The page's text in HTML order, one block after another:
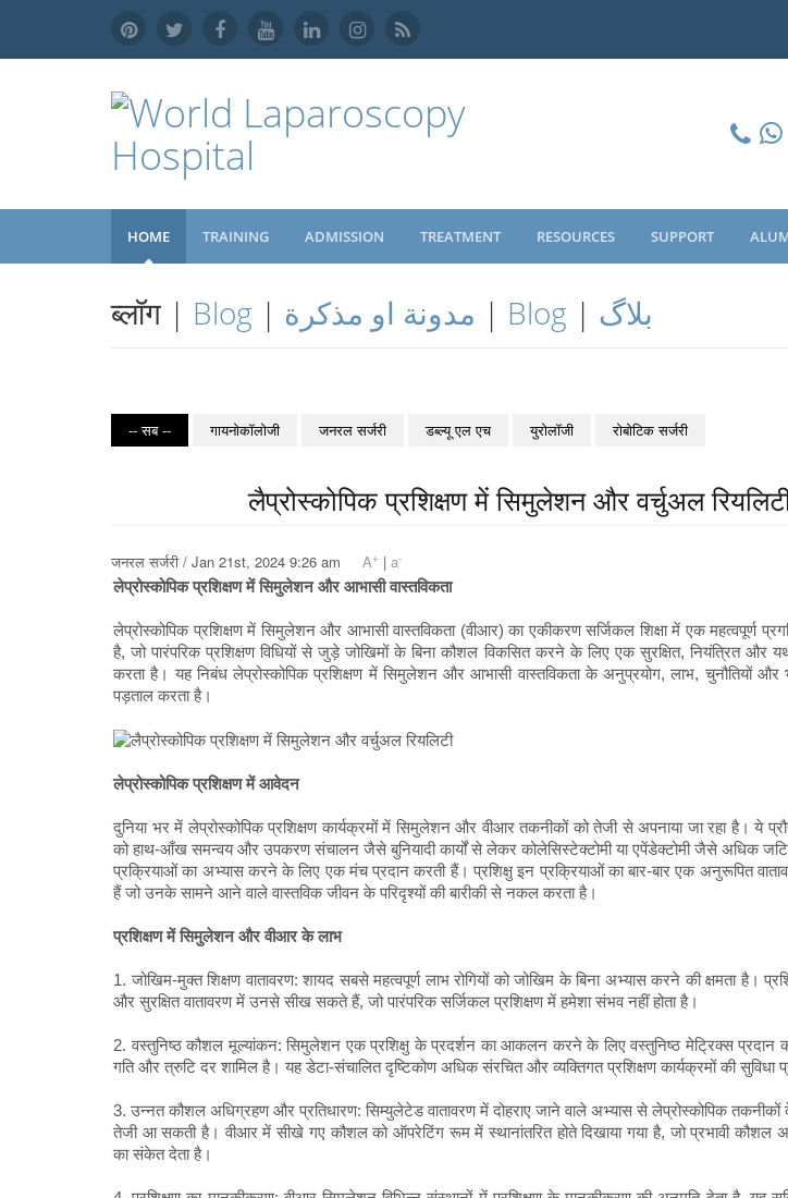
HOME TRAINING ADMISSION TREATMENT RESOURCES SUPPORT
ब्लॉग | Blog | مدونة او مذكرة | Blog | بلاگ
-- सब -- गायनोकॉलोजी जनरल सर्जरी डब्ल्यू एल एच युरोलॉजी रोबोटिक सर्जरी
लैप्रोस्कोपिक प्रशिक्षण में सिमुलेशन और वर्चुअल
जनरल सर्जरी / Jan 21st, 2024 9:26 am A+ | a-
लेप्रोस्कोपिक प्रशिक्षण में सिमुलेशन और आभासी वास्तविकता
लेप्रोस्कोपिक प्रशिक्षण में सिमुलेशन और आभासी वास्तविकता (वीआर) का एकीकरण सर्जिकल शिक्षा में एक महत्वपूर्ण
है, जो पारंपरिक प्रशिक्षण विधियों से जुड़े जोखिमों के बिना कौशल विकसित करने के लिए एक सुरक्षित, नियंत्रित और
करता है। यह निबंध लेप्रोस्कोपिक प्रशिक्षण में सिमुलेशन और आभासी वास्तविकता के अनुप्रयोग, लाभ, चुनौतियों और
पड़ताल करता है।
लेप्रोस्कोपिक प्रशिक्षण में आवेदन
दुनिया भर में लेप्रोस्कोपिक प्रशिक्षण कार्यक्रमों में सिमुलेशन और वीआर तकनीकों को तेजी से अपनाया जा रहा है। ये
को हाथ-आँख समन्वय और उपकरण संचालन जैसे बुनियादी कार्यों से लेकर कोलेसिस्टेक्टोमी या एपेंडेक्टोमी जैसे अधिक
प्रक्रियाओं का अभ्यास करने के लिए एक मंच प्रदान करती हैं। प्रशिक्षु इन प्रक्रियाओं का बार-बार एक अनुरूपित
हैं जो उनके सामने आने वाले वास्तविक जीवन के परिदृश्यों की बारीकी से नकल करता है।
प्रशिक्षण में सिमुलेशन और वीआर के लाभ
1. जोखिम-मुक्त शिक्षण वातावरण: शायद सबसे महत्वपूर्ण लाभ रोगियों को जोखिम के बिना अभ्यास करने की क्षमता है।
और सुरक्षित वातावरण में उनसे सीख सकते हैं, जो पारंपरिक सर्जिकल प्रशिक्षण में हमेशा संभव नहीं होता है।
2. वस्तुनिष्ठ कौशल मूल्यांकन: सिमुलेशन एक प्रशिक्षु के प्रदर्शन का आकलन करने के लिए वस्तुनिष्ठ मेट्रिक्स प्रदान
गति और त्रुटि दर शामिल है। यह डेटा-संचालित दृष्टिकोण अधिक संरचित और व्यक्तिगत प्रशिक्षण कार्यक्रमों की सुविधा
3. उन्नत कौशल अधिग्रहण और प्रतिधारण: सिम्युलेटेड वातावरण में दोहराए जाने वाले अभ्यास से लेप्रोस्कोपिक
तेजी आ सकती है। वीआर में सीखे गए कौशल को ऑपरेटिंग रूम में स्थानांतरित होते दिखाया गया है, जो प्रभावी कौशल
का संकेत देता है।